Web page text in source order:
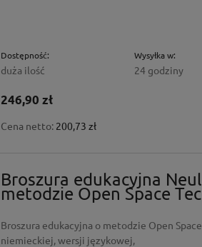
Dostępność:
duża ilość
Wysyłka w:
24 godziny
246,90 zł
Cena netto: 200,73 zł
Broszura edukacyjna
metodzie Open Space
Broszura edukacyjna o metodzie Open
niemieckiej, wersji językowej,